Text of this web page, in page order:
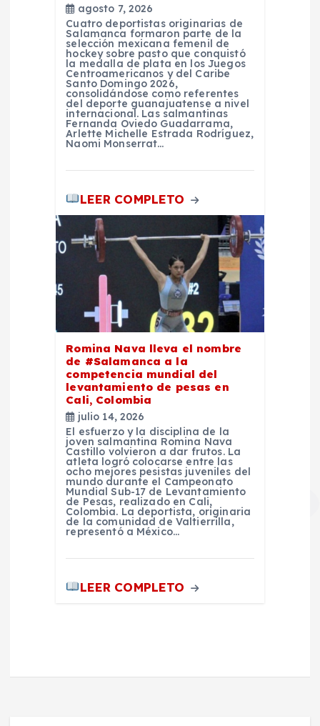
agosto 7, 2026
Cuatro deportistas originarias de
Salamanca formaron parte de la
selección mexicana femenil de
hockey sobre pasto que conquistó
la medalla de plata en los Juegos
Centroamericanos y del Caribe
Santo Domingo 2026,
consolidándose como referentes
del deporte guanajuatense a nivel
internacional. Las salmantinas
Fernanda Oviedo Guadarrama,
Arlette Michelle Estrada Rodríguez,
Naomi Monserrat…
LEER COMPLETO
Romina Nava lleva el nombre
de #Salamanca a la
competencia mundial del
levantamiento de pesas en
Cali, Colombia
julio 14, 2026
El esfuerzo y la disciplina de la
joven salmantina Romina Nava
Castillo volvieron a dar frutos. La
atleta logró colocarse entre las
ocho mejores pesistas juveniles del
mundo durante el Campeonato
Mundial Sub-17 de Levantamiento
de Pesas, realizado en Cali,
Colombia. La deportista, originaria
de la comunidad de Valtierrilla,
representó a México…
LEER COMPLETO